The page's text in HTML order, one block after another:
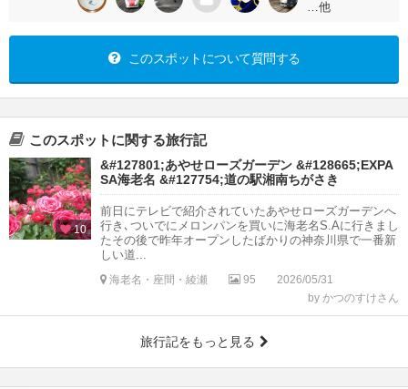
…他
このスポットについて質問する
このスポットに関する旅行記
10
&#127801;あやせローズガーデン &#128665;EXPA
SA海老名 &#127754;道の駅湘南ちがさき
前日にテレビで紹介されていたあやせローズガーデンへ
行き､ついでにメロンパンを買いに海老名S.Aに行きまし
たその後で昨年オープンしたばかりの神奈川県で一番新
しい道...
海老名・座間・綾瀬 95
2026/05/31
by かつのすけさん
旅行記をもっと見る